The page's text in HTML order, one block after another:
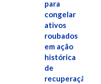
para
congelar
ativos
roubados
em ação
histórica
de
recuperação